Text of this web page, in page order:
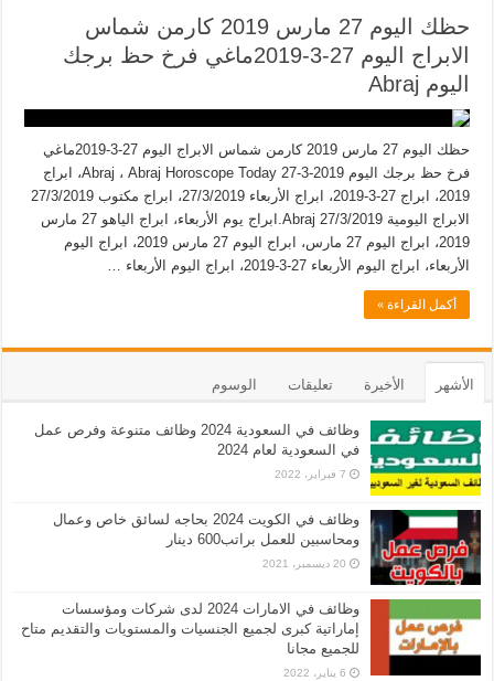
حظك اليوم 27 مارس 2019 كارمن شماس
الابراج اليوم 27-3-2019ماغي فرخ حظ برجك
اليوم Abraj
حظك اليوم 27 مارس 2019 كارمن شماس الابراج اليوم 27-3-2019ماغي
فرخ حظ برجك اليوم Abraj ، Abraj Horoscope Today 27-3-2019، ابراج
2019، ابراج 27-3-2019، ابراج الأربعاء 27/3/2019، ابراج مكتوب 27/3/2019
الابراج اليومية Abraj 27/3/2019.ابراج يوم الأربعاء، ابراج الياهو 27 مارس
2019، ابراج اليوم 27 مارس، ابراج اليوم 27 مارس 2019، ابراج اليوم
الأربعاء، ابراج اليوم الأربعاء 27-3-2019، ابراج اليوم الأربعاء …
أكمل القراءة »
الأشهر الأخيرة تعليقات الوسوم
وظائف في السعودية 2024 وظائف متنوعة وفرص عمل
في السعودية لعام 2024
7 فبراير، 2022
وظائف في الكويت 2024 بحاجه لسائق خاص وعمال
ومحاسبين للعمل براتب600 دينار
20 ديسمبر، 2021
وظائف في الامارات 2024 لدى شركات ومؤسسات
إماراتية كبرى لجميع الجنسيات والمستويات والتقديم متاح
للجميع مجانا
6 يناير، 2022